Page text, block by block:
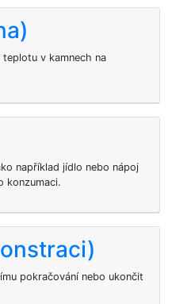
teplotu v kamnech na
například jídlo nebo nápoj
konzumaci.
pokračování nebo ukončit